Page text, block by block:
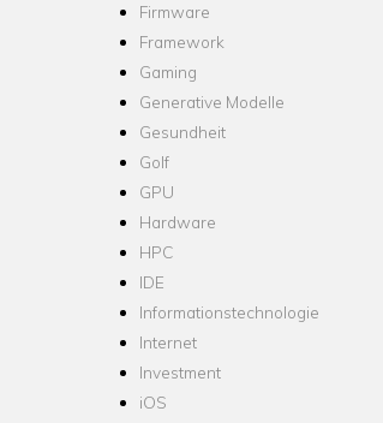
Firmware
Framework
Gaming
Generative Modelle
Gesundheit
Golf
GPU
Hardware
HPC
IDE
Informationstechnologie
Internet
Investment
iOS